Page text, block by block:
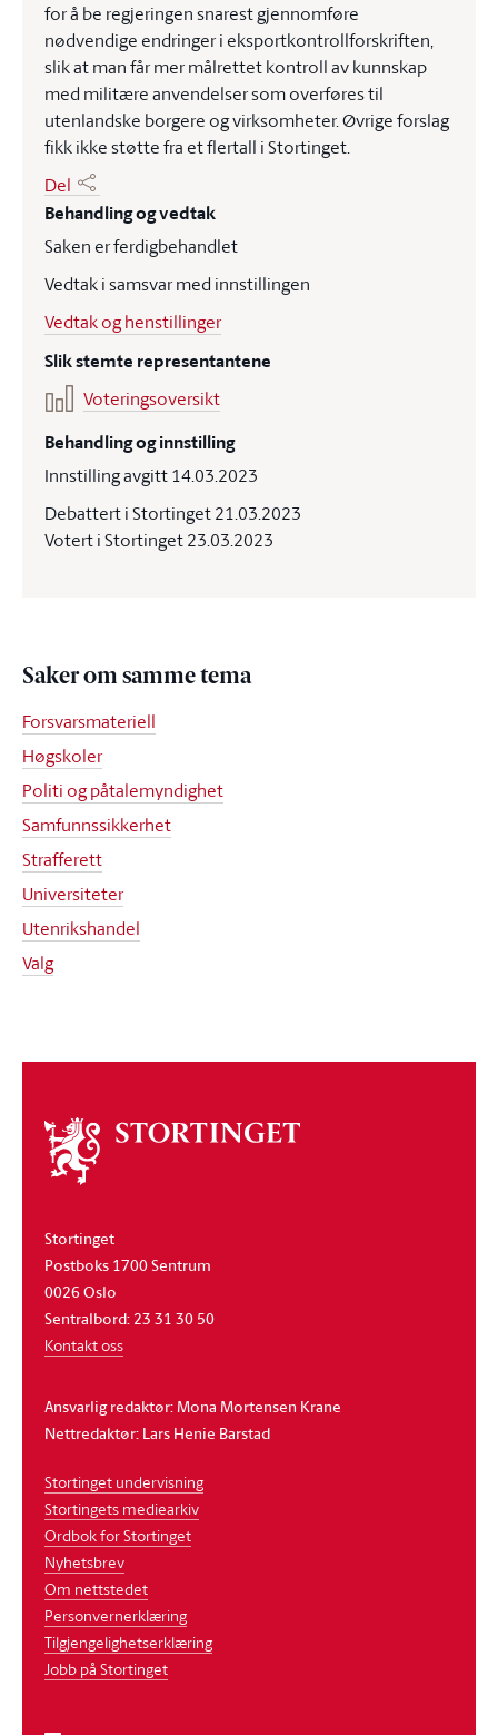
for å be regjeringen snarest gjennomføre
nødvendige endringer i eksportkontrollforskriften,
slik at man får mer målrettet kontroll av kunnskap
med militære anvendelser som overføres til
utenlandske borgere og virksomheter. Øvrige forslag
fikk ikke støtte fra et flertall i Stortinget.
Del
Behandling og vedtak
Saken er ferdigbehandlet
Vedtak i samsvar med innstillingen
Vedtak og henstillinger
Slik stemte representantene
Voteringsoversikt
Behandling og innstilling
Innstilling avgitt 14.03.2023
Debattert i Stortinget 21.03.2023
Votert i Stortinget 23.03.2023
Saker om samme tema
Forsvarsmateriell
Høgskoler
Politi og påtalemyndighet
Samfunnssikkerhet
Strafferett
Universiteter
Utenrikshandel
Valg
Om
stortinget
Stortinget
Postboks 1700 Sentrum
0026 Oslo
Sentralbord: 23 31 30 50
Kontakt oss
Ansvarlig redaktør: Mona Mortensen Krane
Nettredaktør: Lars Henie Barstad
Stortinget undervisning
Stortingets mediearkiv
Ordbok for Stortinget
Nyhetsbrev
Om nettstedet
Personvernerklæring
Tilgjengelighetserklæring
Jobb på Stortinget